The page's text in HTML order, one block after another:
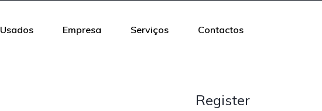
Usados Empresa Serviços Contactos
Register